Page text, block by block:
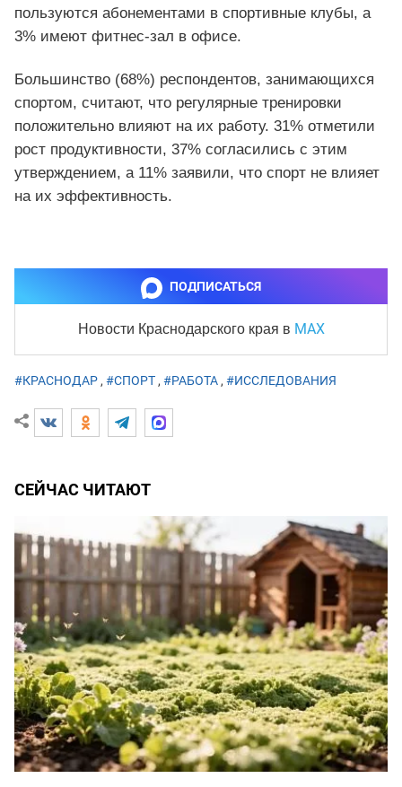
пользуются абонементами в спортивные клубы, а
3% имеют фитнес-зал в офисе.
Большинство (68%) респондентов, занимающихся
спортом, считают, что регулярные тренировки
положительно влияют на их работу. 31% отметили
рост продуктивности, 37% согласились с этим
утверждением, а 11% заявили, что спорт не влияет
на их эффективность.
ПОДПИСАТЬСЯ
Новости Краснодарского края в MAX
#КРАСНОДАР, #СПОРТ, #РАБОТА, #ИССЛЕДОВАНИЯ
СЕЙЧАС ЧИТАЮТ